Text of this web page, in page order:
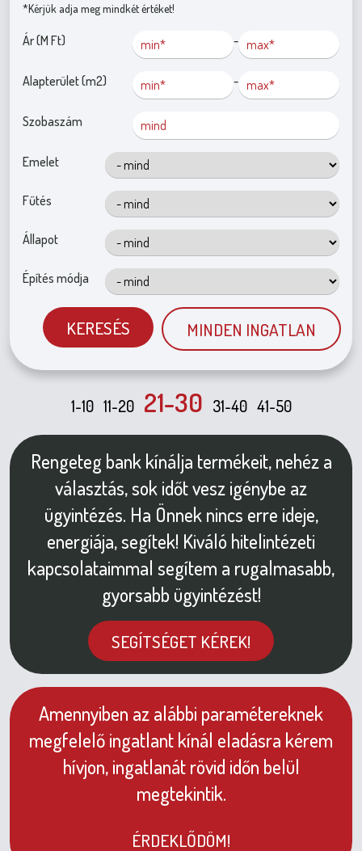
*Kérjük adja meg mindkét értéket!
Ár (M Ft) -
Alapterület (m2) -
Szobaszám
Emelet
Fűtés
Állapot
Építés módja
KERESÉS MINDEN INGATLAN
1-10 11-20 21-30 31-40 41-50
Rengeteg bank kínálja termékeit, nehéz a
választás, sok időt vesz igénybe az
ügyintézés. Ha Önnek nincs erre ideje,
energiája, segítek! Kiváló hitelintézeti
kapcsolataimmal segítem a rugalmasabb,
gyorsabb ügyintézést!
SEGÍTSÉGET KÉREK!
Amennyiben az alábbi paramétereknek
megfelelő ingatlant kínál eladásra kérem
hívjon, ingatlanát rövid időn belül
megtekintik.
ÉRDEKLŐDÖM!